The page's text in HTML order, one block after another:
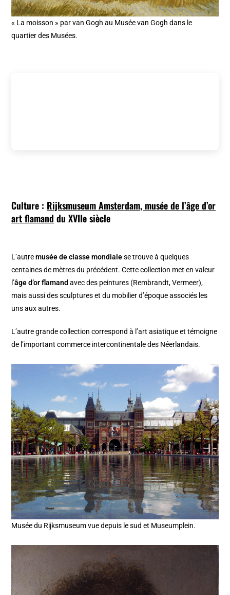
« La moisson » par van Gogh au Musée van Gogh dans le
quartier des Musées.
Culture : Rijksmuseum Amsterdam, musée de l’âge d’or
art flamand du XVIIe siècle
L’autremusée de classe mondialese trouve à quelques
centaines de mètres du précédent. Cette collection met en valeur
l’âge d’or flamand avec des peintures (Rembrandt, Vermeer),
mais aussi des sculptures et du mobilier d’époque associés les
uns aux autres.
L’autre grande collection correspond à l’art asiatique et témoigne
de l’important commerce intercontinentale des Néerlandais.
Musée du Rijksmuseum vue depuis le sud et Museumplein.